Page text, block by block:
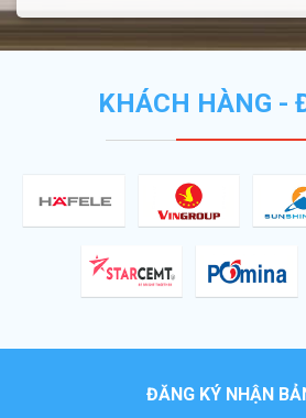
KHÁCH HÀNG -
ĐĂNG KÝ NHẬN